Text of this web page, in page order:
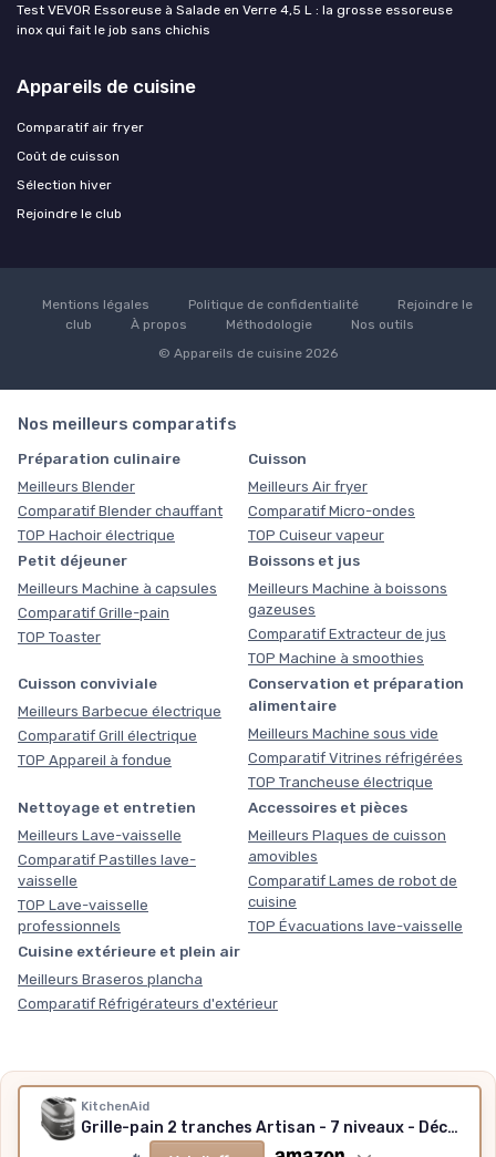
KitchenAid
Grille-pain 2 tranches Artisan - 7 niveaux - Décongélation - Vintage - Gris étain
Test VEVOR Essoreuse à Salade en Verre 4,5 L : la grosse essoreuse
inox qui fait le job sans chichis
Appareils de cuisine
Comparatif air fryer
Coût de cuisson
Sélection hiver
Rejoindre le club
Mentions légales Politique de confidentialité
Rejoindre le
club
À propos Méthodologie
Nos outils
© Appareils de cuisine 2026
Nos meilleurs comparatifs
Préparation culinaire
Meilleurs Blender
Comparatif Blender chauffant
TOP Hachoir électrique
Cuisson
Meilleurs Air fryer
Comparatif Micro-ondes
TOP Cuiseur vapeur
Petit déjeuner
Meilleurs Machine à capsules
Comparatif Grille-pain
TOP Toaster
Boissons et jus
Meilleurs Machine à boissons
gazeuses
Comparatif Extracteur de jus
TOP Machine à smoothies
Cuisson conviviale
Meilleurs Barbecue électrique
Comparatif Grill électrique
TOP Appareil à fondue
Conservation et préparation
alimentaire
Meilleurs Machine sous vide
Comparatif Vitrines réfrigérées
TOP Trancheuse électrique
Nettoyage et entretien
Meilleurs Lave-vaisselle
Comparatif Pastilles lave-
vaisselle
TOP Lave-vaisselle
professionnels
Accessoires et pièces
Meilleurs Plaques de cuisson
amovibles
Comparatif Lames de robot de
cuisine
TOP Évacuations lave-vaisselle
Cuisine extérieure et plein air
Meilleurs Braseros plancha
Comparatif Réfrigérateurs d'extérieur
Nos outils gratuits
Des chiffres plutôt que des impressions, sans inscription,